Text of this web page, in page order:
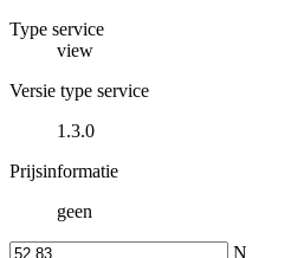
Type service
view
Versie type service
1.3.0
Prijsinformatie
geen
N